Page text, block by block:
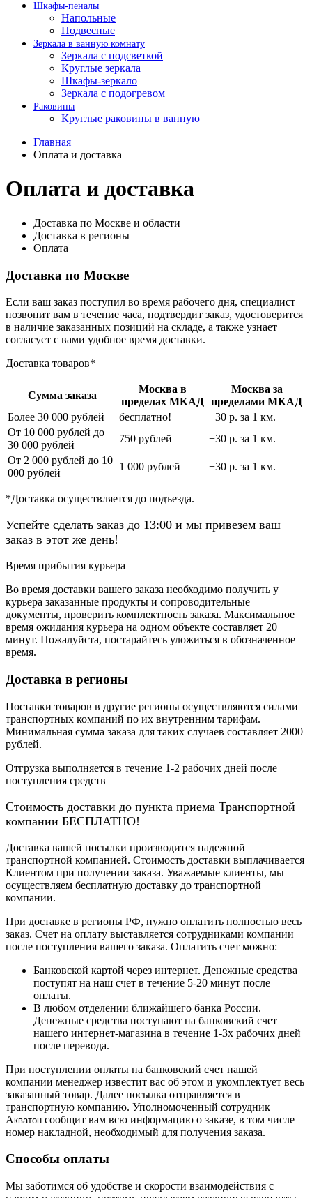
Шкафы-пеналы
Напольные
Подвесные
Зеркала в ванную комнату
Зеркала с подсветкой
Круглые зеркала
Шкафы-зеркало
Зеркала с подогревом
Раковины
Круглые раковины в ванную
Главная
Оплата и доставка
Оплата и доставка
Доставка по Москве и области
Доставка в регионы
Оплата
Доставка по Москве
Если ваш заказ поступил во время рабочего дня, специалист
позвонит вам в течение часа, подтвердит заказ, удостоверится
в наличие заказанных позиций на складе, а также узнает
согласует с вами удобное время доставки.
Доставка товаров*
Сумма заказа
Москва в
пределах МКАД
Москва за
пределами МКАД
Более 30 000 рублей
бесплатно!
+30 р. за 1 км.
От 10 000 рублей до
30 000 рублей
750 рублей
+30 р. за 1 км.
От 2 000 рублей до 10
000 рублей
1 000 рублей +30 р. за 1 км.
*Доставка осуществляется до подъезда.
Успейте сделать заказ до 13:00 и мы привезем ваш
заказ в этот же день!
Время прибытия курьера
Во время доставки вашего заказа необходимо получить у
курьера заказанные продукты и сопроводительные
документы, проверить комплектность заказа. Максимальное
время ожидания курьера на одном объекте составляет 20
минут. Пожалуйста, постарайтесь уложиться в обозначенное
время.
Доставка в регионы
Поставки товаров в другие регионы осуществляются силами
транспортных компаний по их внутренним тарифам.
Минимальная сумма заказа для таких случаев составляет 2000
рублей.
Отгрузка выполняется в течение 1-2 рабочих дней после
поступления средств
Стоимость доставки до пункта приема Транспортной
компании БЕСПЛАТНО!
Доставка вашей посылки производится надежной
транспортной компанией. Стоимость доставки выплачивается
Клиентом при получении заказа. Уважаемые клиенты, мы
осуществляем бесплатную доставку до транспортной
компании.
При доставке в регионы РФ, нужно оплатить полностью весь
заказ. Счет на оплату выставляется сотрудниками компании
после поступления вашего заказа. Оплатить счет можно:
Банковской картой через интернет. Денежные средства
поступят на наш счет в течение 5-20 минут после
оплаты.
В любом отделении ближайшего банка России.
Денежные средства поступают на банковский счет
нашего интернет-магазина в течение 1-3х рабочих дней
после перевода.
При поступлении оплаты на банковский счет нашей
компании менеджер известит вас об этом и укомплектует весь
заказанный товар. Далее посылка отправляется в
транспортную компанию. Уполномоченный сотрудник
Акватон сообщит вам всю информацию о заказе, в том числе
номер накладной, необходимый для получения заказа.
Способы оплаты
Мы заботимся об удобстве и скорости взаимодействия с